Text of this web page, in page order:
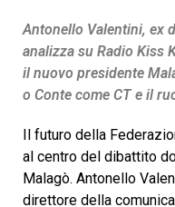
Antonello Valentini, ex
analizza su Radio Kiss
il nuovo presidente
o Conte come CT e il
Il futuro della
al centro del dibattito
Malagò. Antonello
direttore della